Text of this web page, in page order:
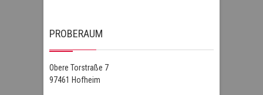
PROBERAUM
Obere Torstraße 7
97461 Hofheim